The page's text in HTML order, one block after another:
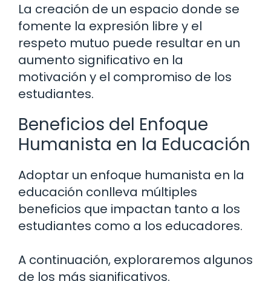
La creación de un espacio donde se
fomente la expresión libre y el
respeto mutuo puede resultar en un
aumento significativo en la
motivación y el compromiso de los
estudiantes.
Beneficios del Enfoque
Humanista en la Educación
Adoptar un enfoque humanista en la
educación conlleva múltiples
beneficios que impactan tanto a los
estudiantes como a los educadores.
A continuación, exploraremos algunos
de los más significativos.